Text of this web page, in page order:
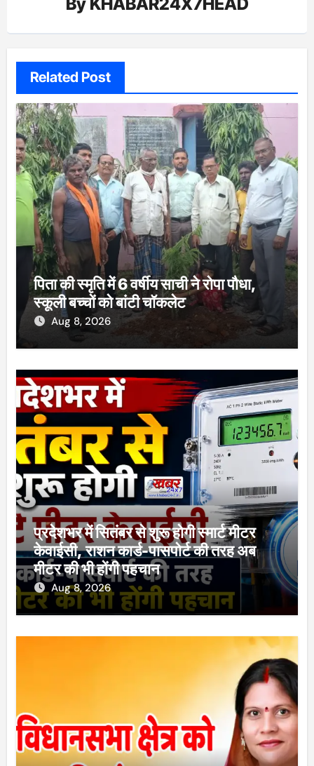
Related Post
पिता की स्मृति में 6 वर्षीय साची ने रोपा पौधा,
स्कूली बच्चों को बांटी चॉकलेट
Aug 8, 2026
प्रदेशभर में सितंबर से शुरू होगी स्मार्ट मीटर
केवाईसी, राशन कार्ड-पासपोर्ट की तरह अब
मीटर की भी होंगी पहचान
Aug 8, 2026